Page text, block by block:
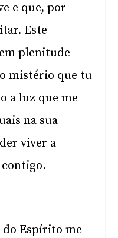
e que, por
Este
plenitude
mistério que tu
a luz que me
na sua
viver a
do Espírito me